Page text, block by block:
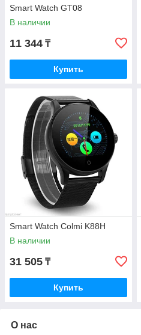
Smart Watch GT08
В наличии
11 344 ₸
Купить
Smart Watch Colmi K88H
В наличии
31 505 ₸
Купить
О нас